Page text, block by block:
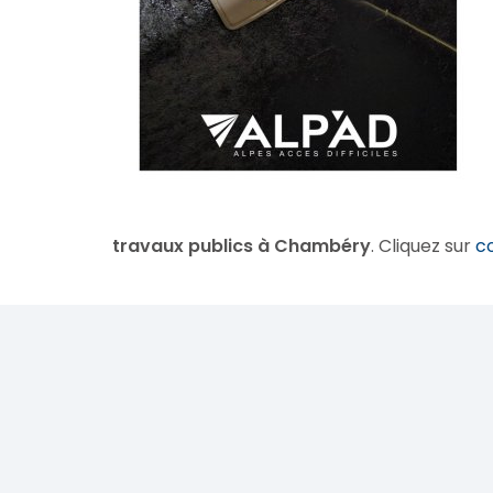
travaux publics à Chambéry. Cliquez sur